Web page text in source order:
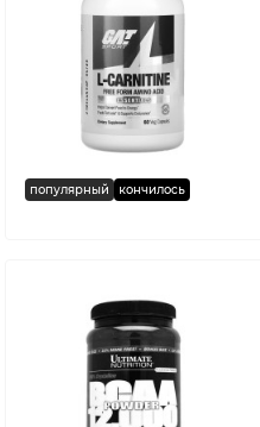
популярный кончилось